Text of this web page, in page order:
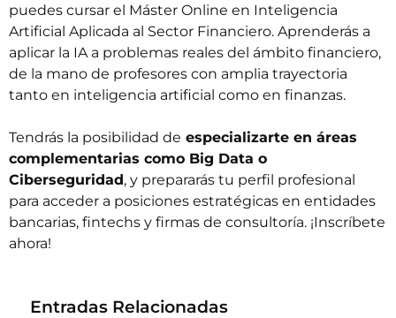
puedes cursar el Máster Online en Inteligencia
Artificial Aplicada al Sector Financiero. Aprenderás a
aplicar la IA a problemas reales del ámbito financiero,
de la mano de profesores con amplia trayectoria
tanto en inteligencia artificial como en finanzas.
Tendrás la posibilidad de especializarte en áreas
complementarias como Big Data o
Ciberseguridad, y prepararás tu perfil profesional
para acceder a posiciones estratégicas en entidades
bancarias, fintechs y firmas de consultoría. ¡Inscríbete
ahora!
Entradas Relacionadas